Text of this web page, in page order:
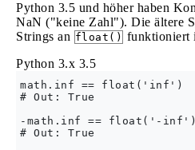
Python 3.5 und höher haben
NaN ("keine Zahl"). Die ältere
Strings an float() funktioniert
Python 3.x 3.5
math.inf == float('inf')
# Out: True
-math.inf == float('-inf')
# Out: True